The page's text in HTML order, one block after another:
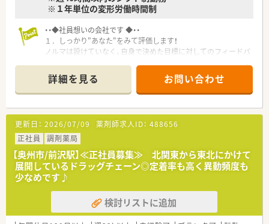
※１年単位の変形労働時間制
・・◆社員想いの会社です ◆・・
１．しっかり"あなた"をみて評価します！
ノルマは設けていなく、自身で決めた目標に対してのフィードバ
『こうなっていたい』という想いを大切にし、立てた目標を達成
するにはどうしたらいいかを、一緒に考えサポートしています。
２．社長をはじめ、懐が深い社員が多いです！
『3年先の人事』を見据えており、3年後はどうなっていたいかを
ライフプランなどを踏まえて希望を聞いております。
年2回の面談を通して、心境などを伺い、産休育休の相談はもち
ろんのこと、社員が長く、そして気持ちよく働けるような環境作
りをしています。
また、誕生日には、社長が毎年手書きのバースデーカードと一緒
にプレゼントがあります♪
店舗数が増えている今でも、変わらず『社員を想う』行動を継続
されています。
詳細を見る お問い合わせ
更新日： 2026/07/09 薬剤師求人ID： 488656
正社員
調剤薬局
【奥州市/前沢駅】≪正社員募集≫ 北関東から東北にかけて
展開しているドラッグチェーン◎定着率も高く異動頻度も
少なめです♪
検討リストに追加